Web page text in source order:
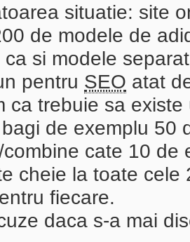
situatie: site
de modele de
ca si modele
pentru SEO atat
ca trebuie sa
de exemplu 50
cate 10 de
cheie la toate
fiecare.
daca s-a mai